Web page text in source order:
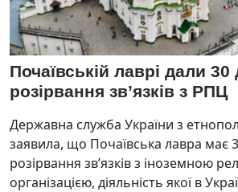
Почаївській лаврі дали 30
розірвання зв’язків з РПЦ
Державна служба України з
заявила, що Почаївська лавра має
розірвання зв’язків з іноземною
організацією, діяльність якої в